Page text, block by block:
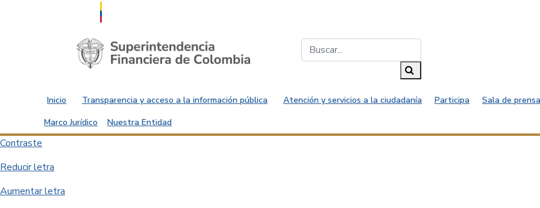
Saltar al contenido principal
Inicio Transparencia y acceso a la información pública Atención y servicios a la ciudadanía Participa
Sala de
Marco Jurídico
Nuestra Entidad
Contraste
Reducir letra
Aumentar letra